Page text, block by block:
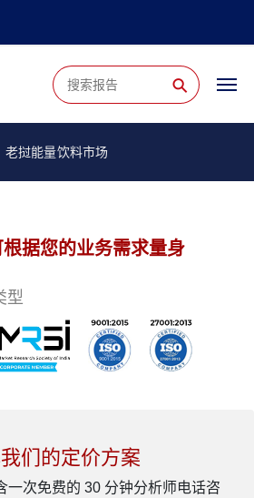
⚲
老挝能量饮料市场
据您的业务需求量身
型
们的定价方案
一次免费的 30 分钟分析师电话咨